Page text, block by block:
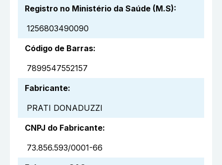
Registro no Ministério da Saúde (M.S):
1256803490090
Código de Barras:
7899547552157
Fabricante:
PRATI DONADUZZI
CNPJ do Fabricante:
73.856.593/0001-66